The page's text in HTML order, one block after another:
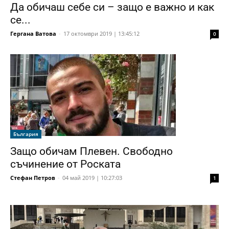
Да обичаш себе си – защо е важно и как
се...
Гергана Ватова - 17 октомври 2019 | 13:45:12 0
България
Защо обичам Плевен. Свободно
съчинение от Роската
Стефан Петров - 04 май 2019 | 10:27:03 1